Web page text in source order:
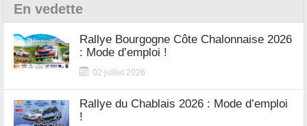
En vedette
Rallye Bourgogne Côte Chalonnaise 2026
: Mode d’emploi !
02 juillet 2026
Rallye du Chablais 2026 : Mode d’emploi
!